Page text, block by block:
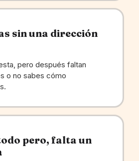
sin una dirección
pero después faltan
o no sabes cómo
pero, falta un